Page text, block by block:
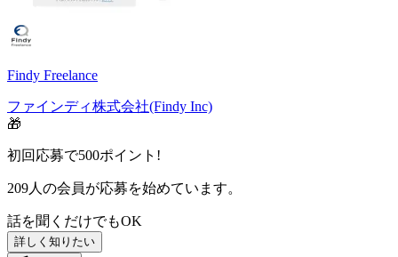
Findy Freelance
ファインディ株式会社(Findy Inc)
🎁
初回応募で500ポイント!
209人の会員が応募を始めています。
話を聞くだけでもOK
詳しく知りたい